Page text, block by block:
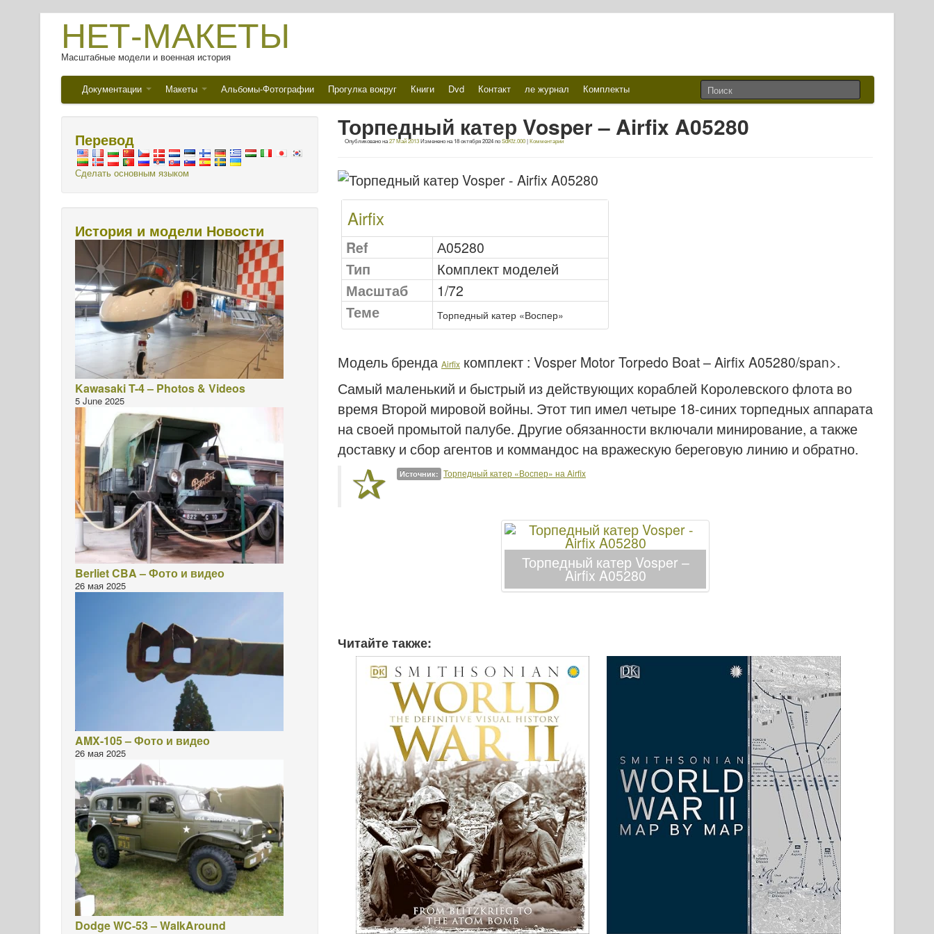
НЕТ-МАКЕТЫ
Масштабные модели и военная история
Документации Макеты Альбомы-Фотографии Прогулка вокруг Книги Dvd Контакт ле журнал Комплекты
Торпедный катер Vosper – Airfix A05280
Опубликовано на27 Май 2013Изменено на 18 октября 2024поSdKfz.000|Комментарии
Airfix
Ref
А05280
Тип
Комплект моделей
Масштаб
1/72
Теме
Торпедный катер «Воспер»
Модель бренда Airfix комплект : Vosper Motor Torpedo Boat – Airfix A05280/span>.
Самый маленький и быстрый из действующих кораблей Королевского флота во
время Второй мировой войны. Этот тип имел четыре 18-синих торпедных аппарата
на своей промытой палубе. Другие обязанности включали минирование, а также
доставку и сбор агентов и коммандос на вражескую береговую линию и обратно.
Источник: Торпедный катер «Воспер» на Airfix
Торпедный катер Vosper –
Airfix A05280
Читайте также:
Перевод
Сделать основным языком
История и модели Новости
Kawasaki T-4 – Photos & Videos
5 June 2025
Berliet CBA – Фото и видео
26 мая 2025
AMX-105 – Фото и видео
26 мая 2025
Dodge WC-53 – WalkAround